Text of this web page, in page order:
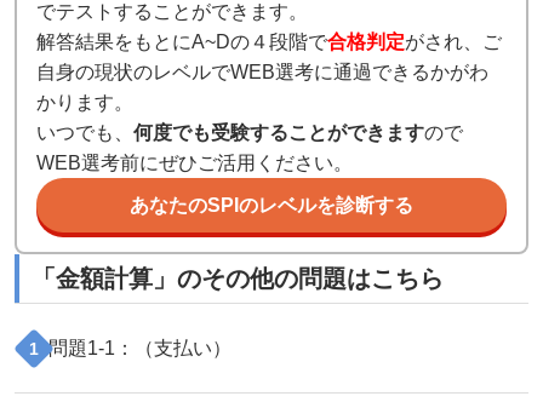
でテストすることができます。
解答結果をもとにA~Dの４段階で合格判定がされ、ご
自身の現状のレベルでWEB選考に通過できるかがわ
かります。
いつでも、 何度でも受験することができますので
WEB選考前にぜひご活用ください。
あなたのSPIのレベルを診断する
「 金額計算 」のその他の問題はこちら
1 問題1-1 ：（支払い）